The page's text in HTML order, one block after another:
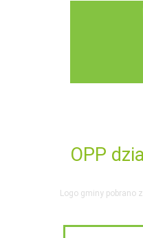
OPP
Logo gminy pobrano